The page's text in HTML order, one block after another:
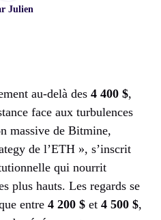
Julien
au-delà des 4 400 $,
face aux turbulences
massive de Bitmine,
de l’ETH », s’inscrit
qui nourrit
plus hauts. Les regards se
entre 4 200 $ et 4 500 $,